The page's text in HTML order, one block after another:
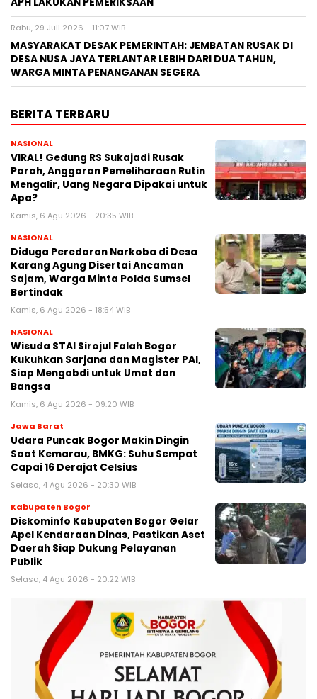
Rabu, 29 Juli 2026 - 11:07 WIB
MASYARAKAT DESAK PEMERINTAH: JEMBATAN RUSAK DI
DESA NUSA JAYA TERLANTAR LEBIH DARI DUA TAHUN,
WARGA MINTA PENANGANAN SEGERA
BERITA TERBARU
NASIONAL
VIRAL! Gedung RS Sukajadi Rusak
Parah, Anggaran Pemeliharaan Rutin
Mengalir, Uang Negara Dipakai untuk
Apa?
Kamis, 6 Agu 2026 - 20:35 WIB
NASIONAL
Diduga Peredaran Narkoba di Desa
Karang Agung Disertai Ancaman
Sajam, Warga Minta Polda Sumsel
Bertindak
Kamis, 6 Agu 2026 - 18:54 WIB
NASIONAL
Wisuda STAI Sirojul Falah Bogor
Kukuhkan Sarjana dan Magister PAI,
Siap Mengabdi untuk Umat dan
Bangsa
Kamis, 6 Agu 2026 - 09:20 WIB
Jawa Barat
Udara Puncak Bogor Makin Dingin
Saat Kemarau, BMKG: Suhu Sempat
Capai 16 Derajat Celsius
Selasa, 4 Agu 2026 - 20:30 WIB
Kabupaten Bogor
Diskominfo Kabupaten Bogor Gelar
Apel Kendaraan Dinas, Pastikan Aset
Daerah Siap Dukung Pelayanan
Publik
Selasa, 4 Agu 2026 - 20:22 WIB